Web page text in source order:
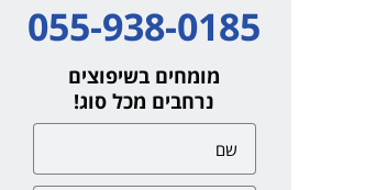
055-938-0185
מומחים בשיפוצים
נרחבים מכל סוג!